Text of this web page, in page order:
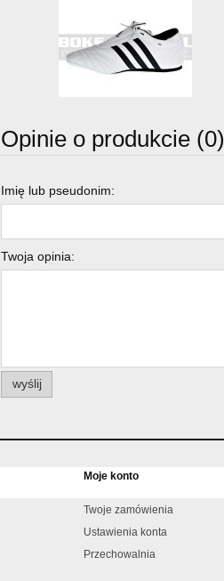
Opinie o produkcie (0)
Imię lub pseudonim:
Twoja opinia:
wyślij
Moje konto
Twoje zamówienia
Ustawienia konta
Przechowalnia